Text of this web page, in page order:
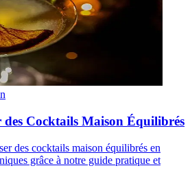
des Cocktails Maison Équilibrés
des cocktails maison équilibrés en
grâce à notre guide pratique et